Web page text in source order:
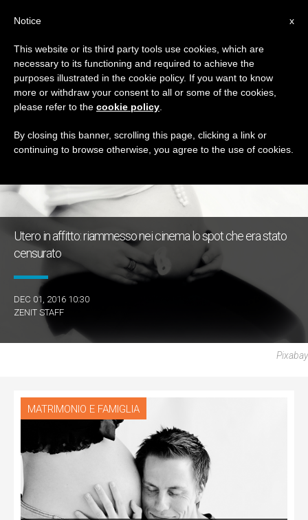
TAG
Posts Tagged ‘provita’
ULTIME NOTIZIE
Utero in affitto: riammesso nei cinema lo spot che era stato
censurato
DEC 01, 2016 10:30
ZENIT STAFF
Pixabay
MATRIMONIO E FAMIGLIA
x
Notice
This website or its third party tools use cookies, which are
necessary to its functioning and required to achieve the
purposes illustrated in the cookie policy. If you want to know
more or withdraw your consent to all or some of the cookies,
please refer to the cookie policy
By closing this banner, scrolling this page, clicking a link or
continuing to browse otherwise, you agree to the use of cookies.